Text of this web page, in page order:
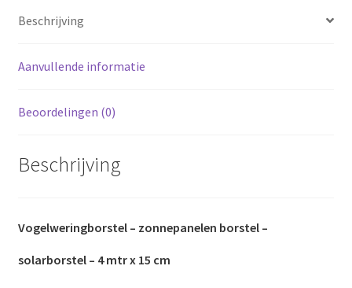
Beschrijving
Aanvullende informatie
Beoordelingen (0)
Beschrijving
Vogelweringborstel– zonnepanelen borstel –
solarborstel – 4 mtr x 15 cm